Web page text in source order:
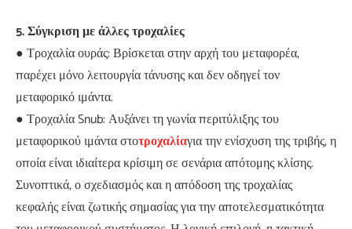
5. Σύγκριση με άλλες τροχαλίες
● Τροχαλία ουράς: Βρίσκεται στην αρχή του μεταφορέα,
παρέχει μόνο λειτουργία τάνυσης και δεν οδηγεί τον
μεταφορικό ιμάντα.
● Τροχαλία Snub: Αυξάνει τη γωνία περιτύλιξης του
μεταφορικού ιμάντα στοτροχαλίαγια την ενίσχυση της τριβής, η
οποία είναι ιδιαίτερα κρίσιμη σε σενάρια απότομης κλίσης.
Συνοπτικά, ο σχεδιασμός και η απόδοση της τροχαλίας
κεφαλής είναι ζωτικής σημασίας για την αποτελεσματικότητα